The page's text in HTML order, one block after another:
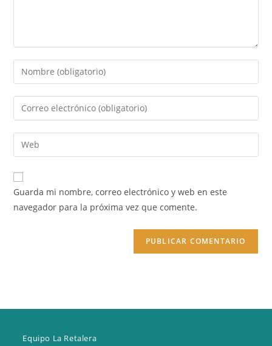
Introduce
tu
nombre
de
usuario
para
comentar
Introduce
tu
dirección
de
electrónico
para
comentar
Introduce
la
URL
de
Guarda mi nombre, correo electrónico y web en este
navegador para la próxima vez que comente.
Equipo La Retalera